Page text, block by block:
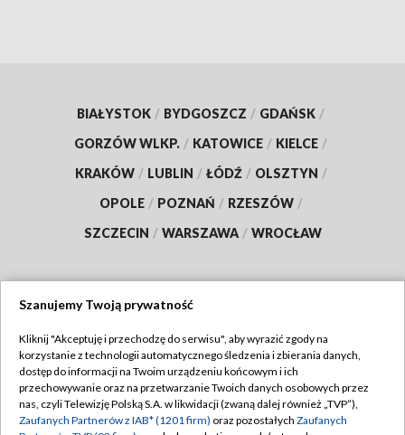
BIAŁYSTOK / BYDGOSZCZ / GDAŃSK /
GORZÓW WLKP. / KATOWICE / KIELCE /
KRAKÓW / LUBLIN / ŁÓDŹ / OLSZTYN /
OPOLE / POZNAŃ / RZESZÓW /
SZCZECIN / WARSZAWA / WROCŁAW
TVP
Abonament TVP
Emisja w TVP
Regulamin TVP
Polityka prywatności
Szanujemy Twoją prywatność
Kliknij "Akceptuję i przechodzę do serwisu", aby wyrazić zgody na
korzystanie z technologii automatycznego śledzenia i zbierania danych,
dostęp do informacji na Twoim urządzeniu końcowym i ich
przechowywanie oraz na przetwarzanie Twoich danych osobowych przez
nas, czyli Telewizję Polską S.A. w likwidacji (zwaną dalej również „TVP”),
Zaufanych Partnerów z IAB* (1201 firm) oraz pozostałych Zaufanych